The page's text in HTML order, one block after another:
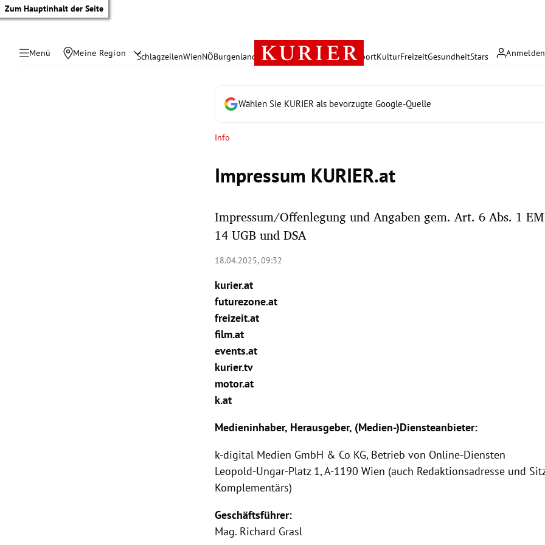
Zum Hauptinhalt der Seite
Menü Meine Region Anmelden
SchlagzeilenWienNÖBurgenland Österreich PolitikWirtschaft SportKulturFreizeitGesundheitStars
Wählen Sie KURIER als bevorzugte Google-Quelle
Info
Impressum KURIER.at
Impressum/Offenlegung und Angaben gem. Art. 6 Abs. 1
14 UGB und DSA
18.04.2025, 09:32
kurier.at
futurezone.at
freizeit.at
film.at
events.at
kurier.tv
motor.at
k.at
Medieninhaber, Herausgeber, (Medien-)Diensteanbieter:
k-digital Medien GmbH & Co KG, Betrieb von Online-Diensten
Leopold-Ungar-Platz 1, A-1190 Wien (auch Redaktionsadresse und
Komplementärs)
Geschäftsführer:
Mag. Richard Grasl